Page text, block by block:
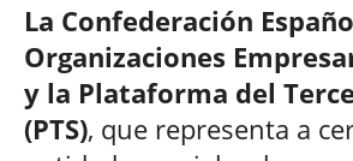
La Confederación
Organizaciones
y la Plataforma del
(PTS), que representa a